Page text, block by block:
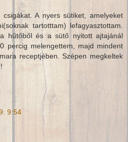
A nyers sütiket, amelyeket
tartotttam) lefagyasztottam.
hűtőből és a sütő nyitott ajtajánál
percig melengettem, majd mindent
receptjében. Szépen megkeltek
9:54